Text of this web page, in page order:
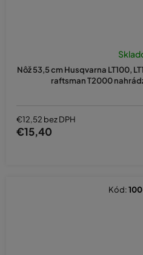
Nôž 53,5 cm Husqvarna LT100,
raftsman T2000
€12,52 bez DPH
€15,40
Kód: